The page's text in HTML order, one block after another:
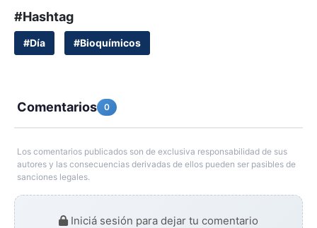
#Hashtag
#Día #Bioquímicos
Comentarios 0
Los comentarios publicados son de exclusiva responsabilidad de sus
autores y las consecuencias derivadas de ellos pueden ser pasibles de
sanciones legales.
Iniciá sesión para dejar tu comentario